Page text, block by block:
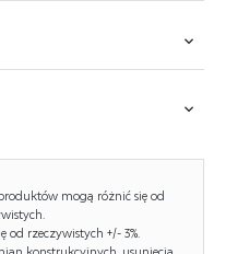
beżowy
proste (profil okrągły)
mogą różnić się od
od rzeczywistych +/- 3%.